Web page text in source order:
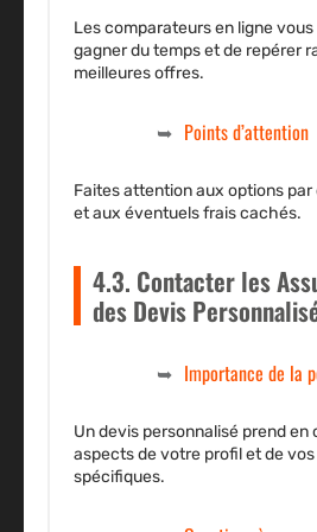
Les comparateurs en ligne
gagner du temps et de repérer
meilleures offres.
Points d’attention
Faites attention aux options
et aux éventuels frais cachés.
4.3. Contacter les
des Devis
Importance de la
Un devis personnalisé prend en
aspects de votre profil et de
spécifiques.